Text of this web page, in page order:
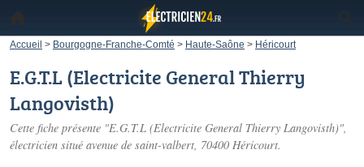
Accueil > Bourgogne-Franche-Comté > Haute-Saône > Héricourt
E.G.T.L (Electricite General Thierry
Langovisth)
Cette fiche présente "E.G.T.L (Electricite General Thierry Langovisth)",
électricien situé avenue de saint-valbert, 70400 Héricourt.